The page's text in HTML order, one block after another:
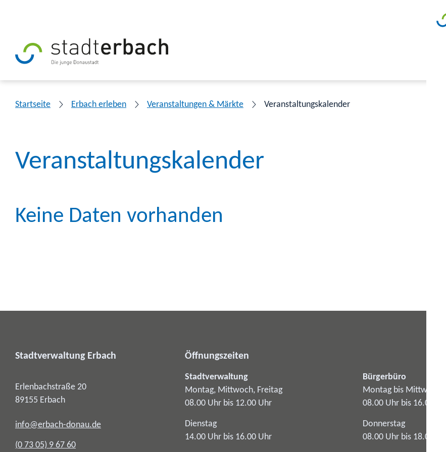
Startseite Erbach erleben Veranstaltungen & Märkte Veranstaltungskalender
Veranstaltungskalender
Keine Daten vorhanden
Stadtverwaltung Erbach
Erlenbachstraße 20
89155 Erbach
info@erbach-donau.de
(0 73 05) 9 67 60
Öffnungszeiten
Stadtverwaltung
Montag, Mittwoch, Freitag
08.00 Uhr bis 12.00 Uhr
Dienstag
14.00 Uhr bis 16.00 Uhr
Bürgerbüro
Montag bis Mittwoch
08.00 Uhr bis 16.00 Uhr
Donnerstag
08.00 Uhr bis 18.00 Uhr